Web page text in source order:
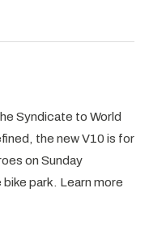
Syndicate to World
the new V10 is for
on Sunday
park. Learn more